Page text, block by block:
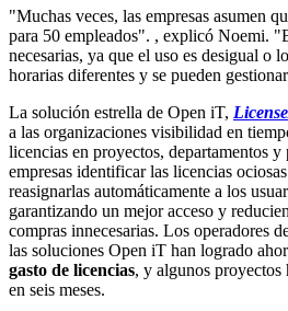
"Muchas veces, las empresas asumen
para 50 empleados". , explicó Noemi.
necesarias, ya que el uso es desigual o
horarias diferentes y se pueden
La solución estrella de Open iT,
a las organizaciones visibilidad en
licencias en proyectos, departamentos
empresas identificar las licencias
reasignarlas automáticamente a los
garantizando un mejor acceso y
compras innecesarias. Los operadores
las soluciones Open iT han logrado
gasto de licencias, y algunos proyectos
en seis meses.